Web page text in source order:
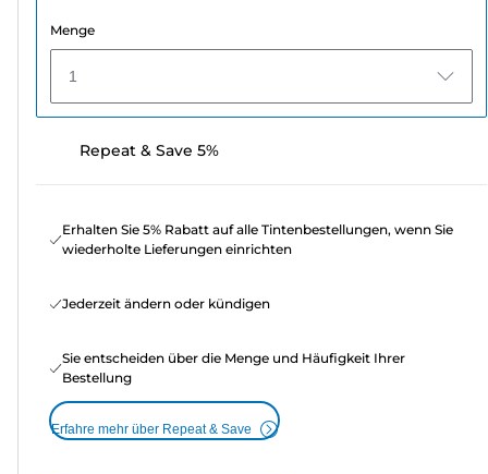
Menge
1
Repeat & Save 5%
Erhalten Sie 5% Rabatt auf alle Tintenbestellungen, wenn Sie
wiederholte Lieferungen einrichten
Jederzeit ändern oder kündigen
Sie entscheiden über die Menge und Häufigkeit Ihrer
Bestellung
Erfahre mehr über Repeat & Save